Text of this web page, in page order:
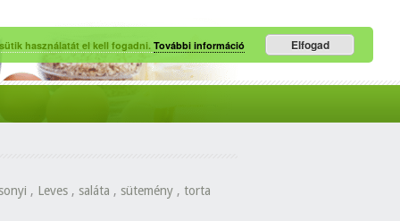
, Leves , saláta , sütemény , torta
használatát el kell fogadni. További információ Elfogad